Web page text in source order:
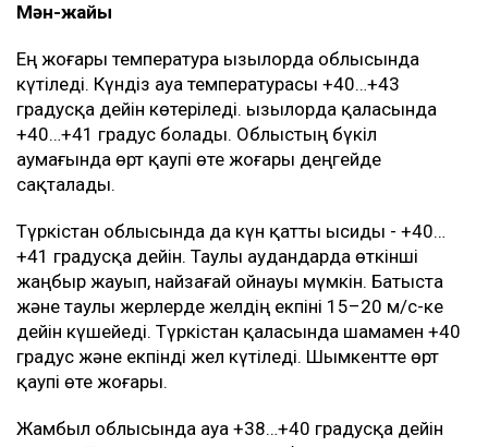
Мән-жайы
Ең жоғары температура Қызылорда облысында
күтіледі. Күндіз ауа температурасы +40…+43
градусқа дейін көтеріледі. Қызылорда қаласында
+40…+41 градус болады. Облыстың бүкіл
аумағында өрт қаупі өте жоғары деңгейде
сақталады.
Түркістан облысында да күн қатты ысиды - +40…
+41 градусқа дейін. Таулы аудандарда өткінші
жаңбыр жауып, найзағай ойнауы мүмкін. Батыста
және таулы жерлерде желдің екпіні 15–20 м/с-ке
дейін күшейеді. Түркістан қаласында шамамен +40
градус және екпінді жел күтіледі. Шымкентте өрт
қаупі өте жоғары.
Жамбыл облысында ауа +38…+40 градусқа дейін